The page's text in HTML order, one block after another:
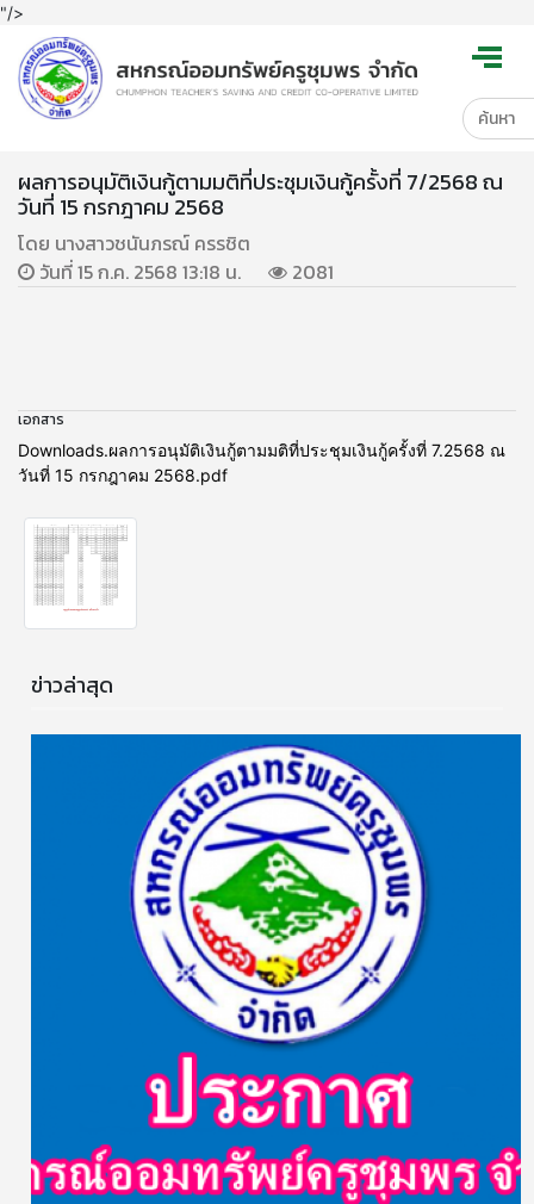
"/>
ผลการอนุมัติเงินกู้ตามมติที่ประชุมเงินกู้ครั้งที่ 7/2568 ณ
วันที่ 15 กรกฎาคม 2568
โดย นางสาวชนันภรณ์ ครรชิต
วันที่ 15 ก.ค. 2568 13:18 น.
2081
เอกสาร
Downloads.ผลการอนุมัติเงินกู้ตามมติที่ประชุมเงินกู้ครั้งที่ 7.2568 ณ
วันที่ 15 กรกฎาคม 2568.pdf
ข่าวล่าสุด